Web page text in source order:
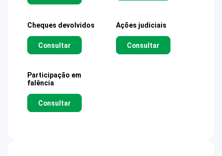
Cheques devolvidos
Consultar
Ações judiciais
Consultar
Participação em
falência
Consultar